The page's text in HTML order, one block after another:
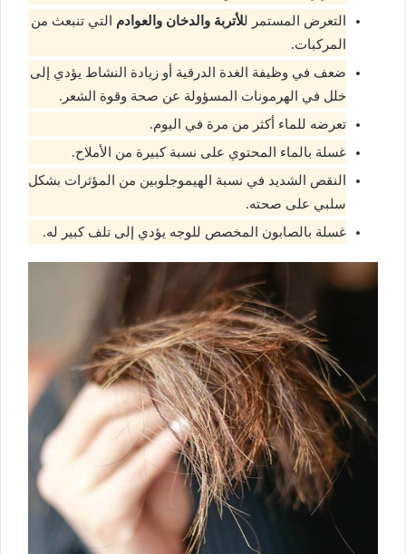
التعرض المستمر للأتربة والدخان والعوادم التي تنبعث من
المركبات.
ضعف في وظيفة الغدة الدرقية أو زيادة النشاط يؤدي إلى
خلل في الهرمونات المسؤولة عن صحة وقوة الشعر.
تعرضه للماء أكثر من مرة في اليوم.
غسلة بالماء المحتوي على نسبة كبيرة من الأملاح.
النقص الشديد في نسبة الهيموجلوبين من المؤثرات بشكل
سلبي على صحته.
غسلة بالصابون المخصص للوجه يؤدي إلى تلف كبير له.